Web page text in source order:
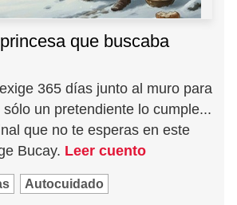
que buscaba
365 días junto al muro para
un pretendiente lo cumple...
que no te esperas en este
Bucay. Leer cuento
Autocuidado